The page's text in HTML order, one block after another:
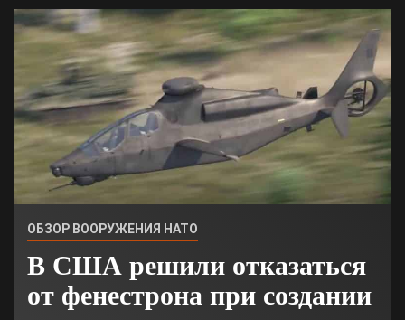
ОБЗОР ВООРУЖЕНИЯ НАТО
В США решили отказаться
от фенестрона при создании